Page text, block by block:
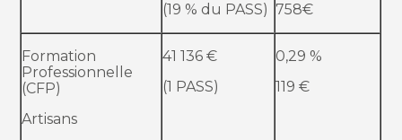
(19 % du PASS) 758€
Formation
Professionnelle
(CFP)
Artisans
41 136 €
(1 PASS)
0,29 %
119 €